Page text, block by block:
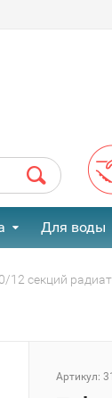
Для воды
12 секций
Артикул: